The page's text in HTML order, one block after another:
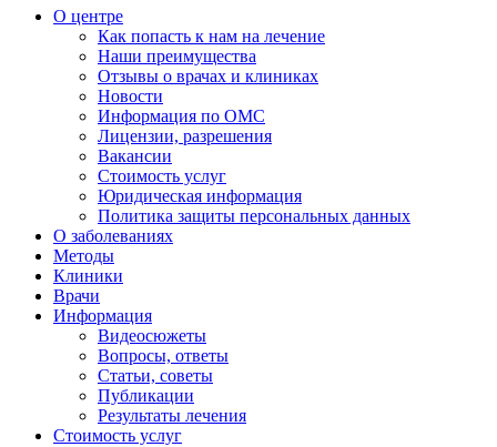
О центре
Как попасть к нам на лечение
Наши преимущества
Отзывы о врачах и клиниках
Новости
Информация по ОМС
Лицензии, разрешения
Вакансии
Стоимость услуг
Юридическая информация
Политика защиты персональных данных
О заболеваниях
Методы
Клиники
Врачи
Информация
Видеосюжеты
Вопросы, ответы
Статьи, советы
Публикации
Результаты лечения
Стоимость услуг